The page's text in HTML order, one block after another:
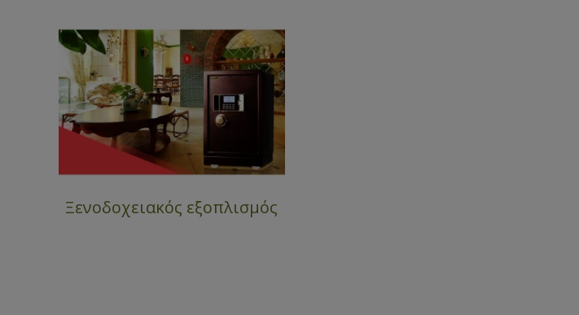
Ξενοδοχειακός εξοπλισμός